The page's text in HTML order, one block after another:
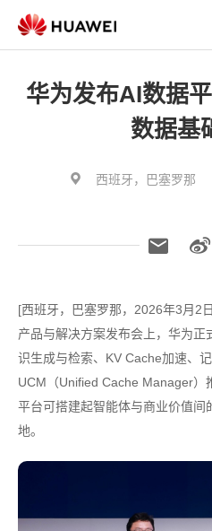
华为发布AI数据
数据基
西班牙，巴塞罗那
[西班牙，巴塞罗那，2026年3月2
产品与解决方案发布会上，华为正
识生成与检索、KV Cache加速、
UCM（Unified Cache Manager）
平台可搭建起智能体与商业价值间
地。